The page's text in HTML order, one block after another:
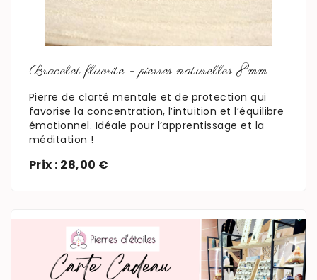
Bracelet fluorite - pierres naturelles 8mm
Pierre de clarté mentale et de protection qui
favorise la concentration, l’intuition et l’équilibre
émotionnel. Idéale pour l’apprentissage et la
méditation !
Prix : 28,00 €
En savoir plus